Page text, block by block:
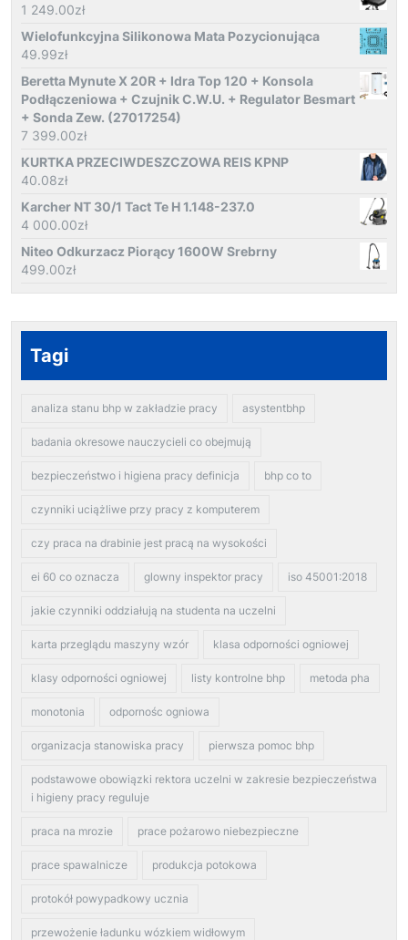
1 249.00zł
Wielofunkcyjna Silikonowa Mata Pozycionująca
49.99zł
Beretta Mynute X 20R + Idra Top 120 + Konsola
Podłączeniowa + Czujnik C.W.U. + Regulator Besmart
+ Sonda Zew. (27017254)
7 399.00zł
KURTKA PRZECIWDESZCZOWA REIS KPNP
40.08zł
Karcher NT 30/1 Tact Te H 1.148-237.0
4 000.00zł
Niteo Odkurzacz Piorący 1600W Srebrny
499.00zł
Tagi
analiza stanu bhp w zakładzie pracy asystentbhp
badania okresowe nauczycieli co obejmują
bezpieczeństwo i higiena pracy definicja bhp co to
czynniki uciążliwe przy pracy z komputerem
czy praca na drabinie jest pracą na wysokości
ei 60 co oznacza glowny inspektor pracy iso 45001:2018
jakie czynniki oddziałują na studenta na uczelni
karta przeglądu maszyny wzór klasa odporności ogniowej
klasy odporności ogniowej listy kontrolne bhp metoda pha
monotonia odpornośc ogniowa
organizacja stanowiska pracy pierwsza pomoc bhp
podstawowe obowiązki rektora uczelni w zakresie bezpieczeństwa
i higieny pracy reguluje
praca na mrozie prace pożarowo niebezpieczne
prace spawalnicze produkcja potokowa
protokół powypadkowy ucznia
przewożenie ładunku wózkiem widłowym